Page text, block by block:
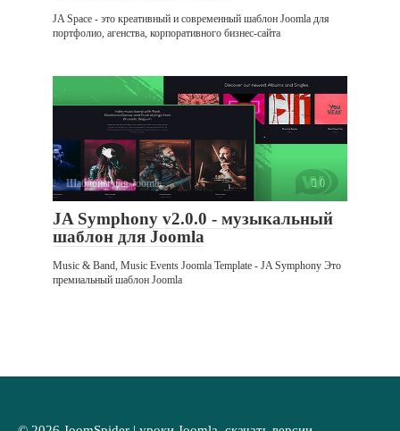
JA Space - это креативный и современный шаблон Joomla для
портфолио, агенства, корпоративного бизнес-сайта
Шаблоны для Joomla 0
JA Symphony v2.0.0 - музыкальный
шаблон для Joomla
Music & Band, Music Events Joomla Template - JA Symphony Это
премиальный шаблон Joomla